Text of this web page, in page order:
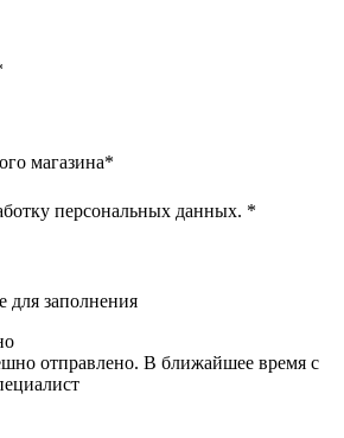
магазина*
персональных данных. *
для заполнения
отправлено. В ближайшее время с